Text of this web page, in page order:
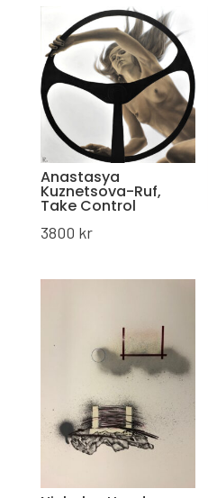
Anastasya
Kuznetsova-Ruf,
Take Control
3800 kr